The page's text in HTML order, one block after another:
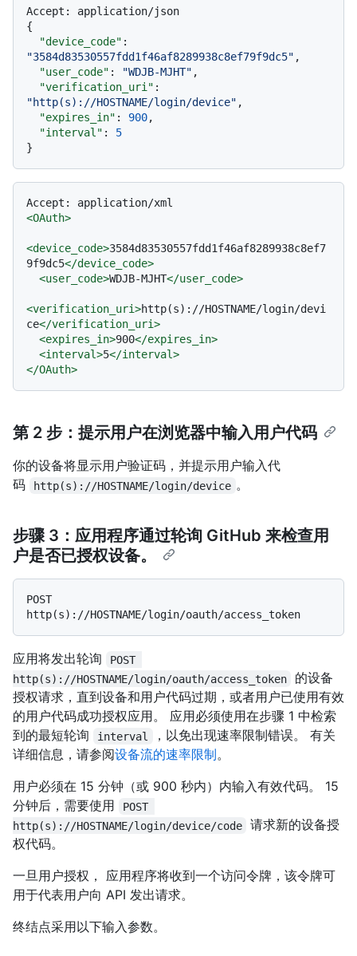
Accept :
{
"device_code" :
"3584d83530557fdd1f46af8289938c8ef79f9dc5" ,
"user_code" : "WDJB-MJHT" ,
"verification_uri" :
"http(s)://HOSTNAME/login/device" ,
"expires_in" : 900,
"interval" :
5
}
<OAuth>
<device_code>3584d83530557fdd1f46af8289938c8ef7
9f9dc5</device_code>
<user_code>WDJB-MJHT</user_code>
<verification_uri>http(s)://HOSTNAME/login/devi
ce</verification_uri>
<expires_in>900</expires_in>
<interval>5</interval>
</OAuth>
第 2 步：提示用户在浏览器中输入用户代码
你的设备将显示用户验证码，并提示用户输入代
码
http(s)://HOSTNAME/login/device 。
步骤 3：应用程序通过轮询 GitHub 来检查用
户是否已授权设备。
POST
应用将发出轮询
POST
http(s)://HOSTNAME/login/oauth/access_token
的设备
授权请求，直到设备和用户代码过期，或者用户已使用有效
的用户代码成功授权应用。 应用必须使用在步骤 1 中检索
到的最短轮询
interval
，以免出现速率限制错误。 有关
详细信息，请参阅设备流的速率限制。
用户必须在 15 分钟（或 900 秒内）内输入有效代码。 15
分钟后，需要使用
POST
http(s)://HOSTNAME/login/device/code
请求新的设备授
权代码。
一旦用户授权， 应用程序将收到一个访问令牌，该令牌可
用于代表用户向 API 发出请求。
终结点采用以下输入参数。